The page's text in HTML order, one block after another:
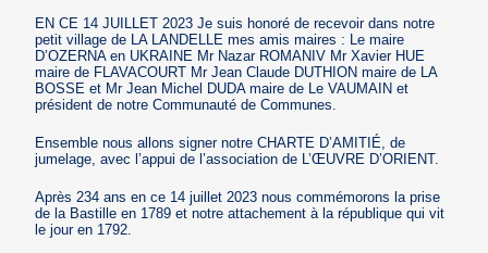
EN CE 14 JUILLET 2023 Je suis honoré de recevoir dans notre
petit village de LA LANDELLE mes amis maires : Le maire
D’OZERNA en UKRAINE Mr Nazar ROMANIV Mr Xavier HUE
maire de FLAVACOURT Mr Jean Claude DUTHION maire de LA
BOSSE et Mr Jean Michel DUDA maire de Le VAUMAIN et
président de notre Communauté de Communes.
Ensemble nous allons signer notre CHARTE D’AMITIÉ, de
jumelage, avec l’appui de l’association de L’ŒUVRE D’ORIENT.
Après 234 ans en ce 14 juillet 2023 nous commémorons la prise
de la Bastille en 1789 et notre attachement à la république qui vit
le jour en 1792.